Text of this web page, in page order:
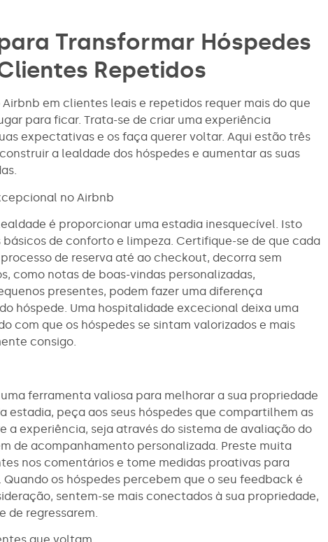
Transformar Hóspedes
Repetidos
em clientes leais e repetidos requer mais do que
para ficar. Trata-se de criar uma experiência
expectativas e os faça querer voltar. Aqui estão três
a lealdade dos hóspedes e aumentar as suas
no Airbnb
é proporcionar uma estadia inesquecível. Isto
de conforto e limpeza. Certifique-se de que cada
de reserva até ao checkout, decorra sem
como notas de boas-vindas personalizadas,
presentes, podem fazer uma diferença
hóspede. Uma hospitalidade excecional deixa uma
com que os hóspedes se sintam valorizados e mais
consigo.
ferramenta valiosa para melhorar a sua propriedade
estadia, peça aos seus hóspedes que compartilhem as
a experiência, seja através do sistema de avaliação do
de acompanhamento personalizada. Preste muita
nos comentários e tome medidas proativas para
os hóspedes percebem que o seu feedback é
sentem-se mais conectados à sua propriedade,
de regressarem.